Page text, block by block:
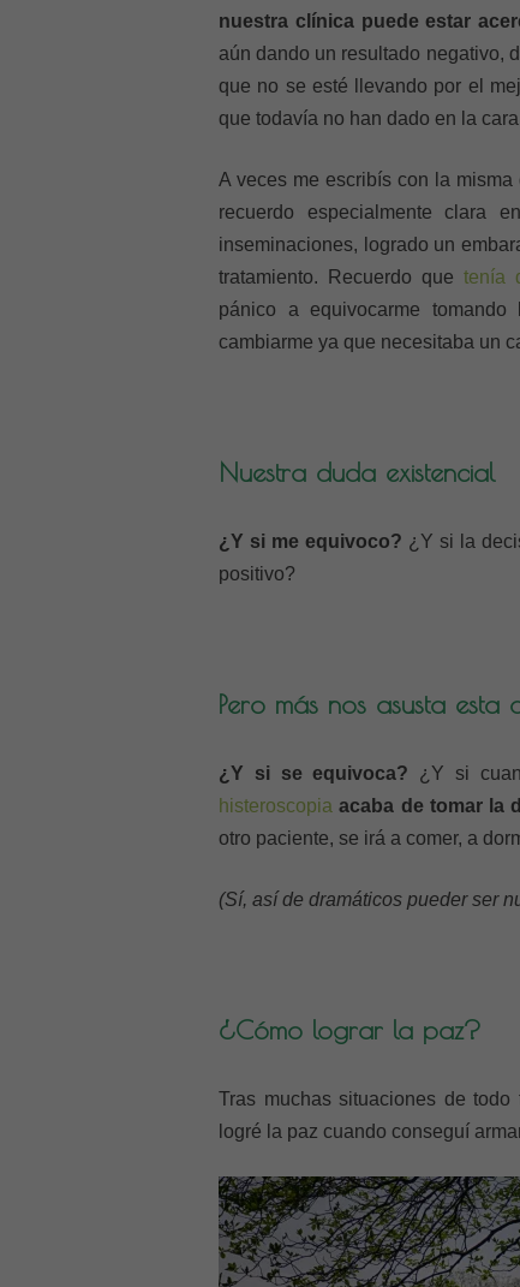
nuestra clínica puede estar
aún dando un resultado negativo,
que no se esté llevando por el
que todavía no han dado en la
A veces me escribís con la
recuerdo especialmente clara
inseminaciones, logrado un
tratamiento. Recuerdo que tenía
pánico a equivocarme
cambiarme ya que necesitaba un
Nuestra duda existencial
¿Y si me equivoco? ¿Y si la
positivo?
Pero más nos asusta esta
¿Y si se equivoca? ¿Y si
histeroscopia acaba de tomar la
otro paciente, se irá a comer, a
(Sí, así de dramáticos pueder ser
¿Cómo lograr la paz?
Tras muchas situaciones de
logré la paz cuando conseguí